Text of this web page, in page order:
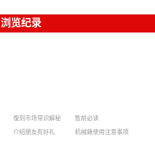
浏览纪录
復刻市场常识解秘
介绍朋友有好礼
售前必读
机械錶使用注意事项